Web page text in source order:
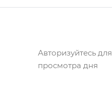
Авторизуйтесь для
просмотра дня